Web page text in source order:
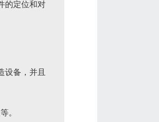
的定位和对
设备，并且
。